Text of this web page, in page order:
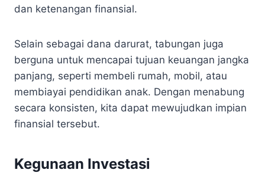
dan ketenangan finansial.
Selain sebagai dana darurat, tabungan juga
berguna untuk mencapai tujuan keuangan jangka
panjang, seperti membeli rumah, mobil, atau
membiayai pendidikan anak. Dengan menabung
secara konsisten, kita dapat mewujudkan impian
finansial tersebut.
Kegunaan Investasi